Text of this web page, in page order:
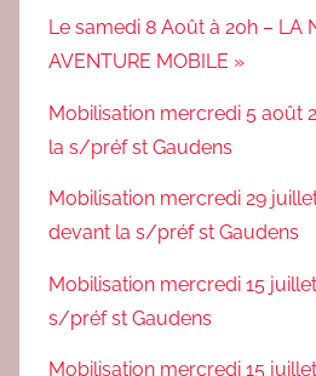
Le samedi 8 Août à 20h – LA
AVENTURE MOBILE »
Mobilisation mercredi 5 août
la s/préf st Gaudens
Mobilisation mercredi 29
devant la s/préf st Gaudens
Mobilisation mercredi 15
s/préf st Gaudens
Mobilisation mercredi 15